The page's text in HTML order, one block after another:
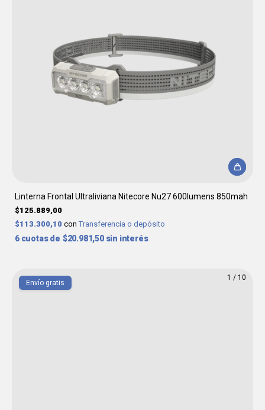
Linterna Frontal Ultraliviana Nitecore Nu27 600lumens 850mah
$125.889,00
$113.300,10 con Transferencia o depósito
6 $20.981,50 sin interés
1 / 10
Envío gratis